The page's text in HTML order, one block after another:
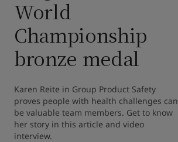
World
Championship
bronze medal
Karen Reite in Group Product Safety
proves people with health challenges can
be valuable team members. Get to know
her story in this article and video
interview.